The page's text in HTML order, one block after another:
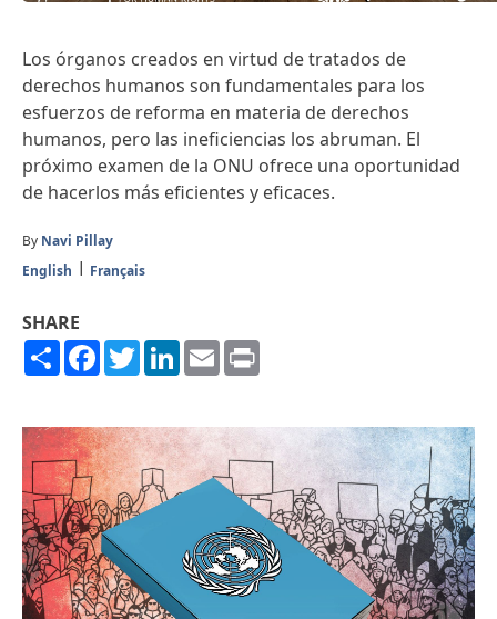
Los órganos creados en virtud de tratados de
derechos humanos son fundamentales para los
esfuerzos de reforma en materia de derechos
humanos, pero las ineficiencias los abruman. El
próximo examen de la ONU ofrece una oportunidad
de hacerlos más eficientes y eficaces.
By Navi Pillay
English
Français
SHARE
ShareFacebook
TwitterLinkedIn
Email